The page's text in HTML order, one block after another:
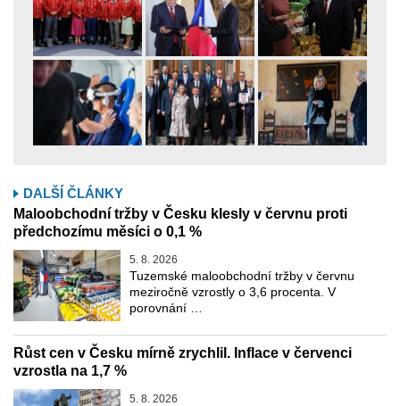
DALŠÍ ČLÁNKY
Maloobchodní tržby v Česku klesly v červnu proti
předchozímu měsíci o 0,1 %
5. 8. 2026
Tuzemské maloobchodní tržby v červnu
meziročně vzrostly o 3,6 procenta. V
porovnání …
Růst cen v Česku mírně zrychlil. Inflace v červenci
vzrostla na 1,7 %
5. 8. 2026